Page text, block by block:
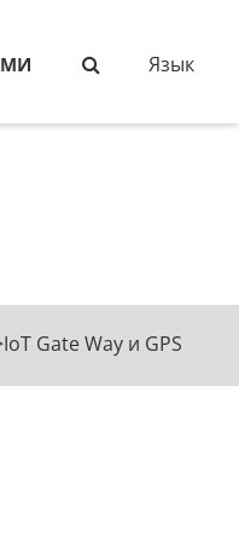
Язык
IoT Gate Way и GPS